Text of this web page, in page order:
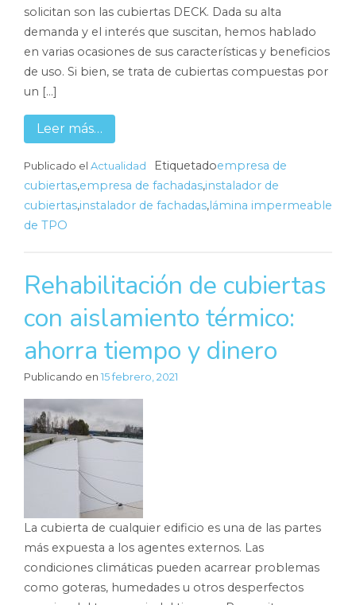
solicitan son las cubiertas DECK. Dada su alta
demanda y el interés que suscitan, hemos hablado
en varias ocasiones de sus características y beneficios
de uso. Si bien, se trata de cubiertas compuestas por
un […]
Leer más…
Publicado el Actualidad Etiquetadoempresa de
cubiertas,empresa de fachadas,instalador de
cubiertas,instalador de fachadas,lámina impermeable
de TPO
Rehabilitación de cubiertas
con aislamiento térmico:
ahorra tiempo y dinero
Publicando en 15 febrero, 2021
La cubierta de cualquier edificio es una de las partes
más expuesta a los agentes externos. Las
condiciones climáticas pueden acarrear problemas
como goteras, humedades u otros desperfectos